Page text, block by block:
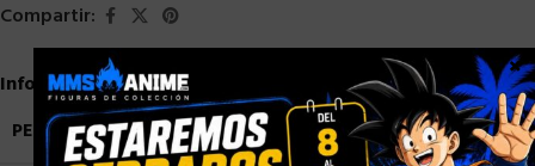
Compartir:
Información adicional
PESO
0,9 kg
×